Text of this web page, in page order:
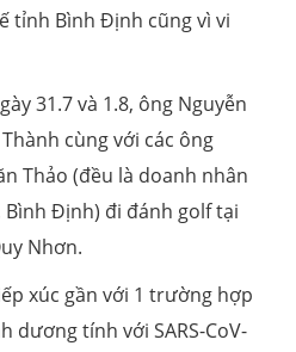
tỉnh Bình Định cũng vì vi
31.7 và 1.8, ông Nguyễn
cùng với các ông
Thảo (đều là doanh nhân
Định) đi đánh golf tại
Nhơn.
xúc gần với 1 trường hợp
dương tính với SARS-CoV-